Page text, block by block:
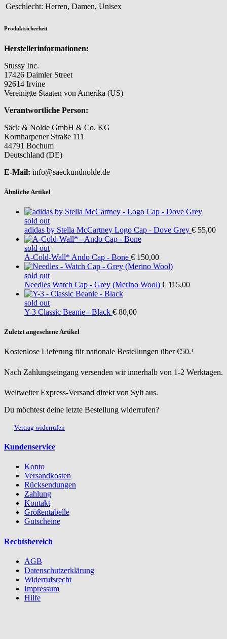
Geschlecht: Herren, Damen, Unisex
Produktsicherheit
Herstellerinformationen:
Stussy Inc.
17426 Daimler Street
92614 Irvine
Vereinigte Staaten von Amerika (US)
Verantwortliche Person:
Säck & Nolde GmbH & Co. KG
Kornharpener Straße 111
44791 Bochum
Deutschland (DE)
E-Mail: info@saeckundnolde.de
Ähnliche Artikel
sold out
adidas by Stella McCartney Logo Cap - Dove Grey € 55,00
sold out
A-Cold-Wall* Ando Cap - Bone € 150,00
sold out
Needles Watch Cap - Grey (Merino Wool) € 115,00
sold out
Y-3 Classic Beanie - Black € 80,00
Zuletzt angesehene Artikel
Kostenlose Lieferung für nationale Bestellungen über €50.¹
Nach Zahlungseingang versenden wir innerhalb von 1-2 Werktagen.
Weltweiter Express-Versand direkt von Sylt aus.
Du möchtest deine letzte Bestellung widerrufen?
Vertrag widerrufen
Kundenservice
Konto
Versandkosten
Rücksendungen
Zahlung
Kontakt
Größentabelle
Gutscheine
Rechtsbereich
AGB
Datenschutzerklärung
Widerrufsrecht
Impressum
Hilfe